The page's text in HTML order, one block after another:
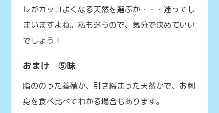
レがカッコよくなる天然を選ぶか・・・迷ってし
まいますよね。私も迷うので、気分で決めていい
でしょう！
おまけ ⑤味
脂ののった養殖か、引き締まった天然かで、お刺
身を食べ比べてわかる場合もあります。